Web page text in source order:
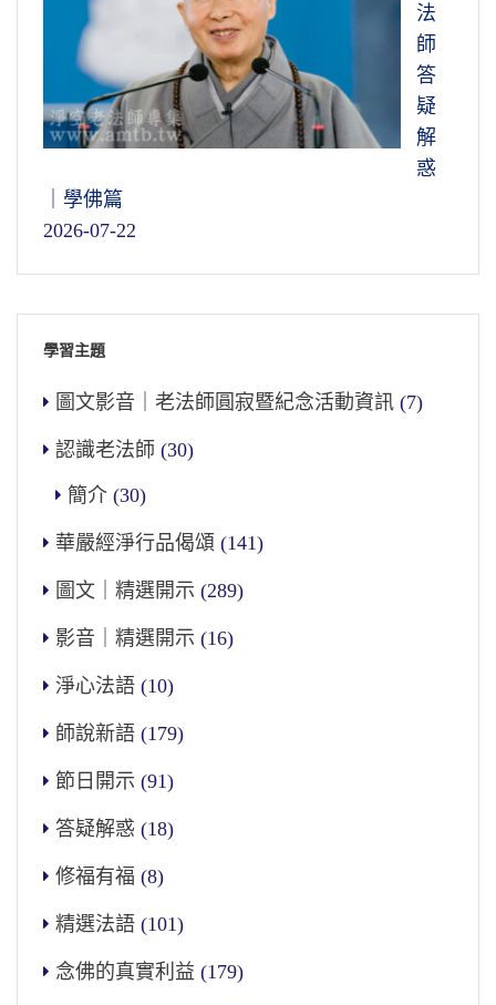
法
師
答
疑
解
惑
｜學佛篇
2026-07-22
學習主題
圖文影音｜老法師圓寂暨紀念活動資訊 (7)
認識老法師 (30)
簡介 (30)
華嚴經淨行品偈頌 (141)
圖文｜精選開示 (289)
影音｜精選開示 (16)
淨心法語 (10)
師說新語 (179)
節日開示 (91)
答疑解惑 (18)
修福有福 (8)
精選法語 (101)
念佛的真實利益 (179)